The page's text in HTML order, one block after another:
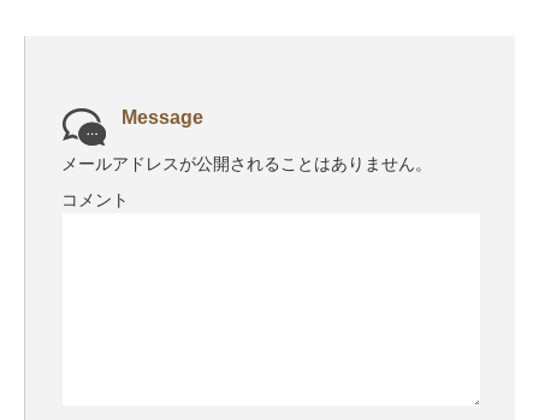
Message
メールアドレスが公開されることはありません。
コメント